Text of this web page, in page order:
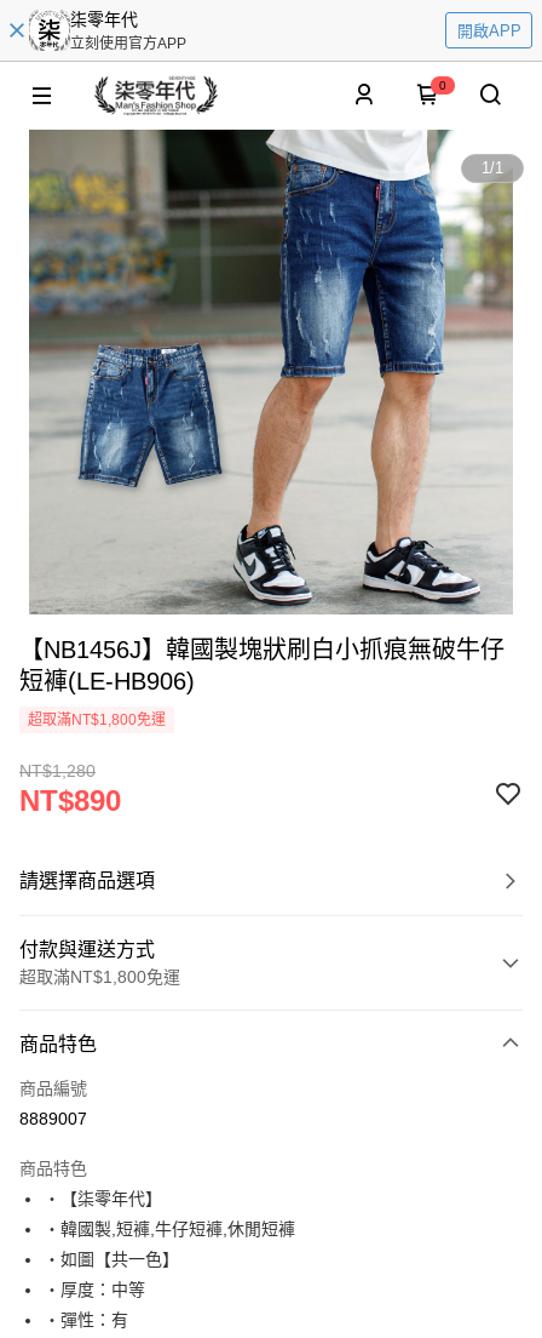
柒零年代
立刻使用官方APP
開啟APP
0
1/1
【NB1456J】韓國製塊狀刷白小抓痕無破牛仔
短褲(LE-HB906)
超取滿NT$1,800免運
NT$1,280
NT$890
請選擇商品選項
付款與運送方式
超取滿NT$1,800免運
信用卡一次付款
超商取貨付款
Apple Pay
街口支付
悠遊付
Google Pay
商品特色
商品編號
8889007
商品特色
‧【柒零年代】
‧韓國製,短褲,牛仔短褲,休閒短褲
‧如圖【共一色】
‧厚度：中等
‧彈性：有